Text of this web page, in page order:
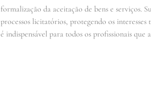
formalização da aceitação de bens e serviços.
processos licitatórios, protegendo os
é indispensável para todos os profissionais